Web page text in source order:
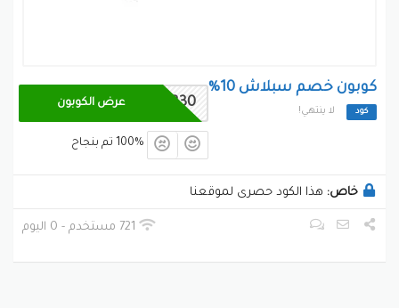
كوبون خصم سبلاش 10%
كود لا ينتهي! SF330 عرض الكوبون
100% تم بنجاح
خاص: هذا الكود حصرى لموقعنا
721 مستخدم - 0 اليوم